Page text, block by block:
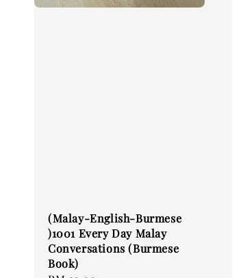
(Malay-English-Burmese
)1001 Every Day Malay
Conversations (Burmese
Book)